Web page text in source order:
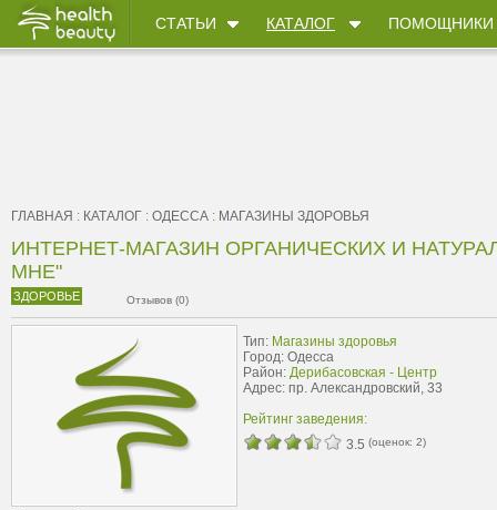
СТАТЬИ КАТАЛОГ ПОМОЩНИКИ
ГЛАВНАЯ : КАТАЛОГ : ОДЕССА : МАГАЗИНЫ ЗДОРОВЬЯ
ИНТЕРНЕТ-МАГАЗИН ОРГАНИЧЕСКИХ И
МНЕ"
ЗДОРОВЬЕ Отзывов (0)
Тип: Магазины здоровья
Город: Одесса
Район: Дерибасовская - Центр
Адрес: пр. Александровский, 33
Рейтинг заведения:
3.5 (оценок: 2)